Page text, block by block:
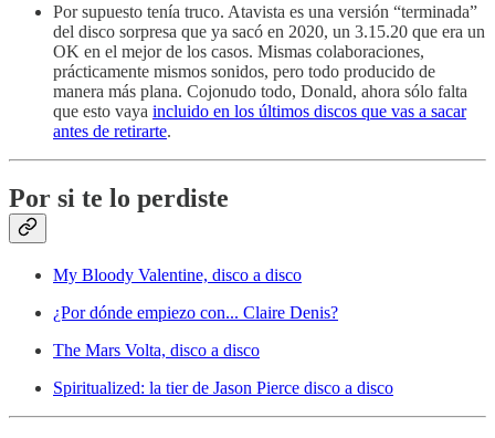
Por supuesto tenía truco. Atavista es una versión “terminada”
del disco sorpresa que ya sacó en 2020, un 3.15.20 que era un
OK en el mejor de los casos. Mismas colaboraciones,
prácticamente mismos sonidos, pero todo producido de
manera más plana. Cojonudo todo, Donald, ahora sólo falta
que esto vaya incluido en los últimos discos que vas a sacar
antes de retirarte.
Por si te lo perdiste
My Bloody Valentine, disco a disco
¿Por dónde empiezo con... Claire Denis?
The Mars Volta, disco a disco
Spiritualized: la tier de Jason Pierce disco a disco